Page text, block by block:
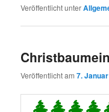
Veröffentlicht unter
Veröffentlicht am7.